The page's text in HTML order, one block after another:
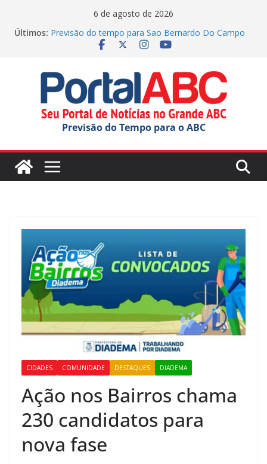
6 de agosto de 2026
Últimos: Previsão do tempo para Sao Bernardo Do Campo
hoje (06/08/2026)
Previsão do tempo para Ribeirao Pires hoje
(06/08/2026)
Previsão do tempo para Maua hoje (06/08/2026)
Previsão do tempo para Diadema hoje
(06/08/2026)
Previsão do Tempo para o ABC
CIDADES COMUNIDADE DESTAQUES DIADEMA
Ação nos Bairros chama
230 candidatos para
nova fase